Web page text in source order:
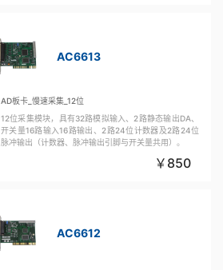
AC6613
AD板卡_慢速采集_12位
12位采集模块，具有32路模拟输入、2路静态输出DA、
开关量16路输入16路输出、2路24位计数器及2路24位
脉冲输出（计数器、脉冲输出引脚与开关量共用）。
850
AC6612